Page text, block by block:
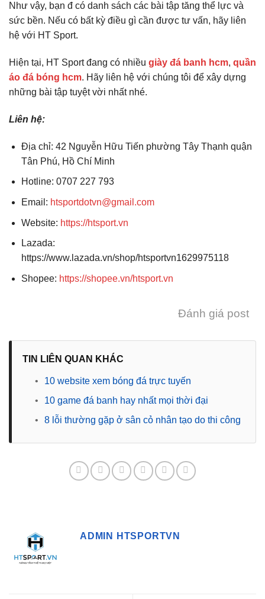
Như vậy, bạn đ có danh sách các bài tập tăng thể lực và
sức bền. Nếu có bất kỳ điều gì cần được tư vấn, hãy liên
hệ với HT Sport.
Hiện tại, HT Sport đang có nhiều giày đá banh hcm, quần
áo đá bóng hcm. Hãy liên hệ với chúng tôi để xây dựng
những bài tập tuyệt vời nhất nhé.
Liên hệ:
Địa chỉ: 42 Nguyễn Hữu Tiến phường Tây Thạnh quận
Tân Phú, Hồ Chí Minh
Hotline: 0707 227 793
Email: htsportdotvn@gmail.com
Website: https://htsport.vn
Lazada:
https://www.lazada.vn/shop/htsportvn1629975118
Shopee: https://shopee.vn/htsport.vn
Đánh giá post
TIN LIÊN QUAN KHÁC
•
10 website xem bóng đá trực tuyến
•
10 game đá banh hay nhất mọi thời đại
•
8 lỗi thường gặp ở sân cỏ nhân tạo do thi công
ADMIN HTSPORTVN